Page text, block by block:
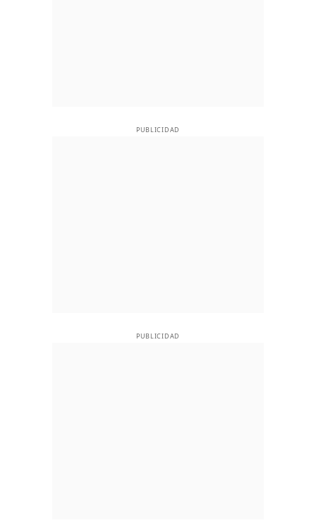
PUBLICIDAD
PUBLICIDAD